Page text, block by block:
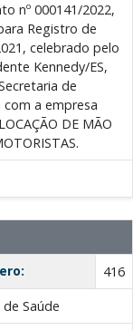
nº 000141/2022,
Registro de
celebrado pelo
Kennedy/ES,
de
a empresa
DE MÃO
416
de Saúde